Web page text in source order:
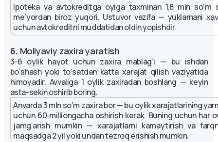
Ipoteka va avtokreditga oyiga taxminan 1,8 mln
me’yordan biroz yuqori. Ustuvor vazifa — yuklamani
uchun avtokreditni muddatidan oldin yopishdir.
6. Moliyaviy zaxira yaratish
3-6 oylik hayot uchun zaxira mablag’i — bu ishdan
bo‘shash yoki to‘satdan katta xarajat qilish vaziyatida
himoyadir. Avvaliga 1 oylik zaxiradan boshlang — keyin
asta-sekin oshirib boring.
Anvarda 3 mln so‘m zaxira bor — bu oylik xarajatlarining
uchun 60 milliongacha oshirish kerak. Buning uchun har
jamg‘arish mumkin — xarajatlarni kamaytirish va
maqsadga 2 yil yoki undan tezroq erishish mumkin.